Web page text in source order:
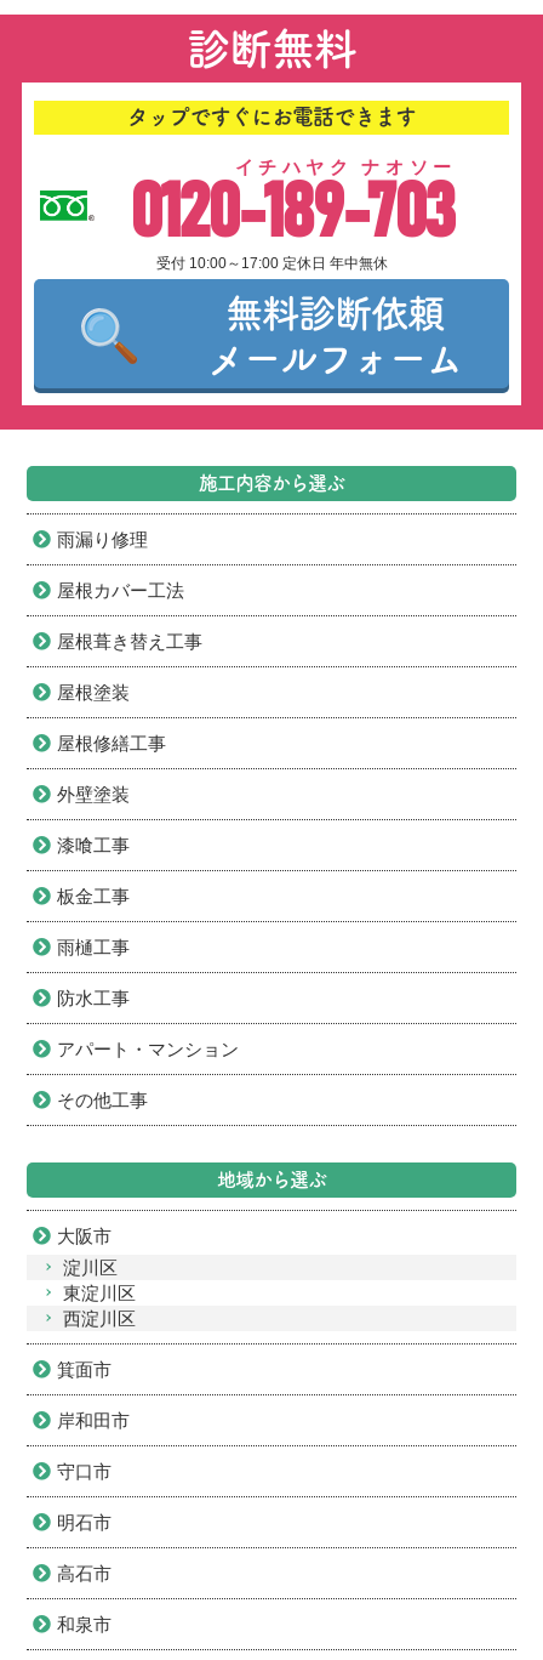
診断無料
タップですぐにお電話できます
0120-189-703
イチハヤク ナオソー
受付 10:00～17:00 定休日 年中無休
無料診断依頼
メールフォーム
施工内容から選ぶ
雨漏り修理
屋根カバー工法
屋根葺き替え工事
屋根塗装
屋根修繕工事
外壁塗装
漆喰工事
板金工事
雨樋工事
防水工事
アパート・マンション
その他工事
地域から選ぶ
大阪市
淀川区
東淀川区
西淀川区
箕面市
岸和田市
守口市
明石市
高石市
和泉市